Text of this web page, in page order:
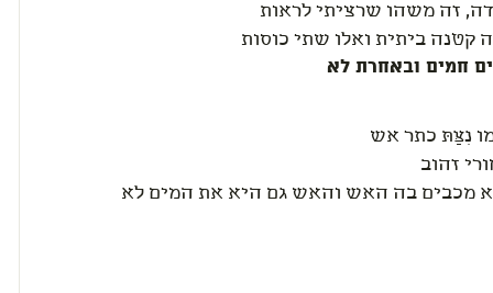
זה משהו שרציתי לראות
קטנה ביתית ואלו שתי כוסות
חמים ובאחרת לא
נִצַּתּ כתר אש
זהוב
מכבים בה האש והאש גם היא את המים לא